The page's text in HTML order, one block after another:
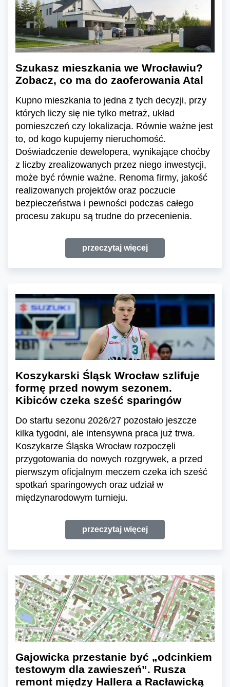
Szukasz mieszkania we Wrocławiu?
Zobacz, co ma do zaoferowania Atal
Kupno mieszkania to jedna z tych decyzji, przy
których liczy się nie tylko metraż, układ
pomieszczeń czy lokalizacja. Równie ważne jest
to, od kogo kupujemy nieruchomość.
Doświadczenie dewelopera, wynikające choćby
z liczby zrealizowanych przez niego inwestycji,
może być równie ważne. Renoma firmy, jakość
realizowanych projektów oraz poczucie
bezpieczeństwa i pewności podczas całego
procesu zakupu są trudne do przecenienia.
przeczytaj więcej
Koszykarski Śląsk Wrocław szlifuje
formę przed nowym sezonem.
Kibiców czeka sześć sparingów
Do startu sezonu 2026/27 pozostało jeszcze
kilka tygodni, ale intensywna praca już trwa.
Koszykarze Śląska Wrocław rozpoczęli
przygotowania do nowych rozgrywek, a przed
pierwszym oficjalnym meczem czeka ich sześć
spotkań sparingowych oraz udział w
międzynarodowym turnieju.
przeczytaj więcej
Gajowicka przestanie być „odcinkiem
testowym dla zawieszeń”. Rusza
remont między Hallera a Racławicką